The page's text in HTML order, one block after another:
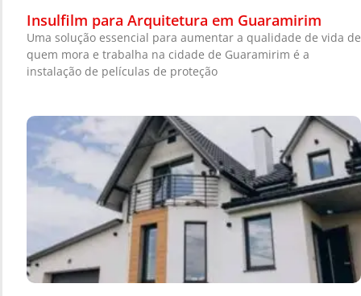
Insulfilm para Arquitetura em Guaramirim
Uma solução essencial para aumentar a qualidade de vida de
quem mora e trabalha na cidade de Guaramirim é a
instalação de películas de proteção